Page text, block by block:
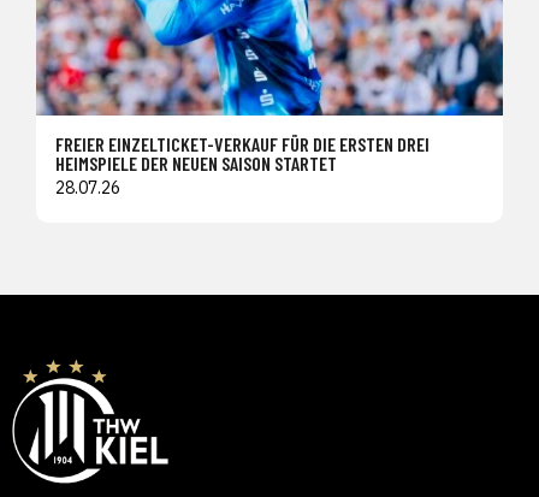
FREIER EINZELTICKET-VERKAUF FÜR DIE ERSTEN DREI
HEIMSPIELE DER NEUEN SAISON STARTET
28.07.26